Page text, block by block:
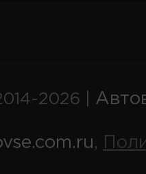
2026 |
,